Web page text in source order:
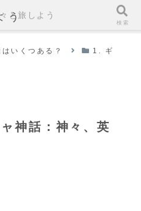
う
いくつある？
1. ギ
神話：神々、英
と旅しよう
検索